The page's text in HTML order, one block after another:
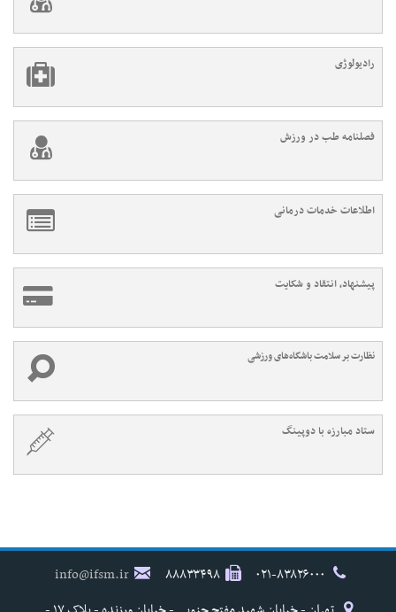
رادیولوژی
فصلنامه طب در ورزش
اطلاعات خدمات درمانی
پیشنهاد، انتقاد و شکایت
نظارت بر سلامت باشگاه‌های ورزشی
ستاد مبارزه با دوپینگ
۸۸۸۳۳۴۹۸
info@ifsm.ir